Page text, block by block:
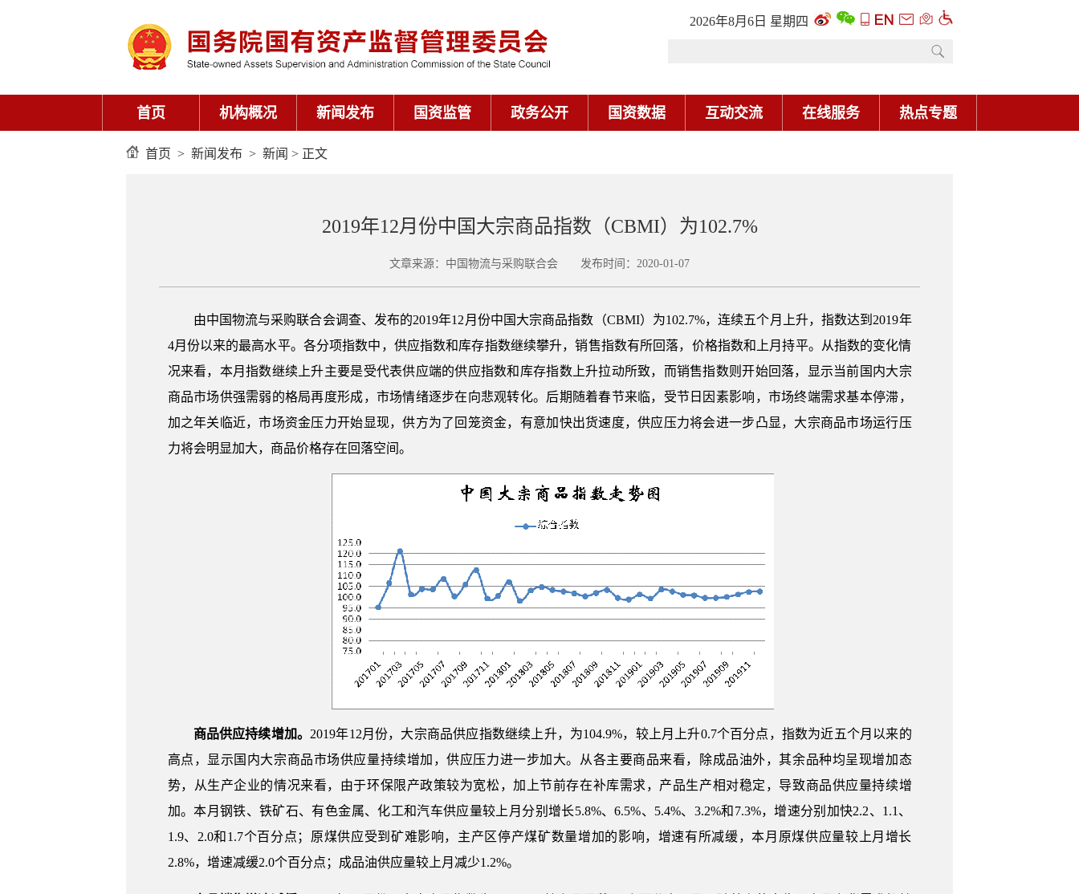
2026年8月6日 星期四
首页 机构概况 新闻发布 国资监管 政务公开 国资数据 互动交流 在线服务 热点专题
首页 > 新闻发布 > 新闻 > 正文
2019年12月份中国大宗商品指数（CBMI）为102.7%
文章来源：中国物流与采购联合会 发布时间：2020-01-07
由中国物流与采购联合会调查、发布的2019年12月份中国大宗商品指数（CBMI）为102.7%，连续五个月上升，指数达到2019年
4月份以来的最高水平。各分项指数中，供应指数和库存指数继续攀升，销售指数有所回落，价格指数和上月持平。从指数的变化情
况来看，本月指数继续上升主要是受代表供应端的供应指数和库存指数上升拉动所致，而销售指数则开始回落，显示当前国内大宗
商品市场供强需弱的格局再度形成，市场情绪逐步在向悲观转化。后期随着春节来临，受节日因素影响，市场终端需求基本停滞，
加之年关临近，市场资金压力开始显现，供方为了回笼资金，有意加快出货速度，供应压力将会进一步凸显，大宗商品市场运行压
力将会明显加大，商品价格存在回落空间。
商品供应持续增加。 2019年12月份，大宗商品供应指数继续上升，为104.9%，较上月上升0.7个百分点，指数为近五个月以来的
高点，显示国内大宗商品市场供应量持续增加，供应压力进一步加大。从各主要商品来看，除成品油外，其余品种均呈现增加态
势，从生产企业的情况来看，由于环保限产政策较为宽松，加上节前存在补库需求，产品生产相对稳定，导致商品供应量持续增
加。本月钢铁、铁矿石、有色金属、化工和汽车供应量较上月分别增长5.8%、6.5%、5.4%、3.2%和7.3%，增速分别加快2.2、1.1、
1.9、2.0和1.7个百分点；原煤供应受到矿难影响，主产区停产煤矿数量增加的影响，增速有所减缓，本月原煤供应量较上月增长
2.8%，增速减缓2.0个百分点；成品油供应量较上月减少1.2%。